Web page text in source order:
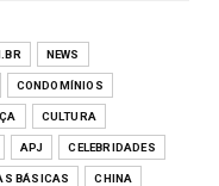
NEWS
CONDOMÍNIOS
CULTURA
APJ CELEBRIDADES
BÁSICAS CHINA